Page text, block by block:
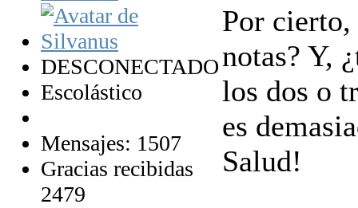
DESCONECTADO
Escolástico
Mensajes: 1507
Gracias recibidas
2479
Por cierto,
notas? Y,
los dos o
es
Salud!